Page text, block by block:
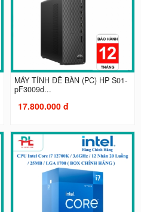
MÁY TÍNH ĐỂ BÀN (PC) HP S01-
pF3009d...
17.800.000 đ